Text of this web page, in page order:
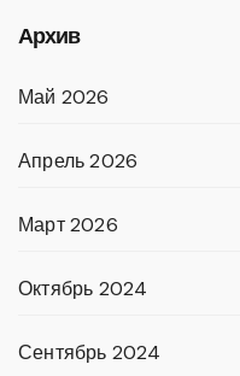
Архив
Май 2026
Апрель 2026
Март 2026
Октябрь 2024
Сентябрь 2024